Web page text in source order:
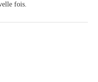
fois.